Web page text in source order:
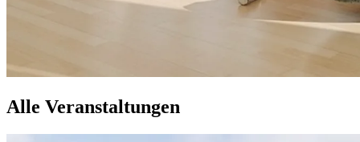
Alle Veranstaltungen